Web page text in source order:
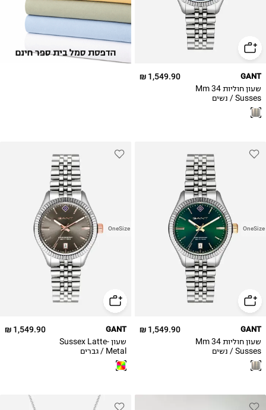
1,549.90 ₪ GANT
שעון חוליות 34 Mm
Susses / נשים
G136004
OneSize
1,549.90 ₪ GANT
שעון חוליות 34 Mm
Susses / נשים
G136005
OneSize
1,549.90 ₪ GANT
שעון Sussex Latte-
Metal / גברים
G136007